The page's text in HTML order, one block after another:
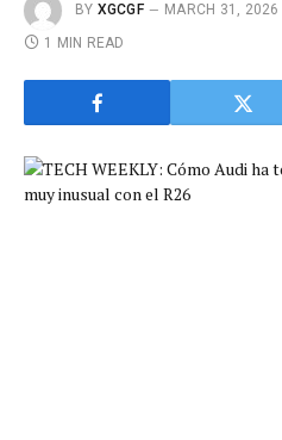
BY XGCGF MARCH 31, 2026
1 MIN READ